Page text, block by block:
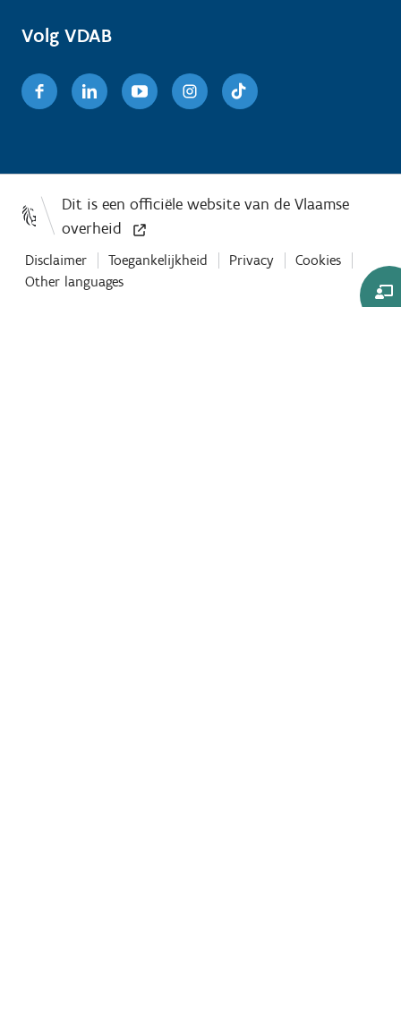
Volg VDAB
FacebookLinkedinYoutubeInstagram
Disclaimer Toegankelijkheid Privacy
Cookies
Other languages
Co-